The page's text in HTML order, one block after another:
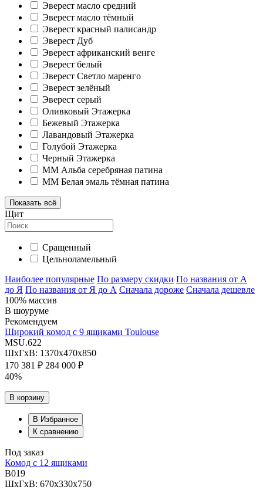
Эверест масло средний
Эверест масло тёмный
Эверест красный палисандр
Эверест Дуб
Эверест африканский венге
Эверест белый
Эверест Светло маренго
Эверест зелёный
Эверест серый
Оливковый Этажерка
Бежевый Этажерка
Лавандовый Этажерка
Голубой Этажерка
Черный Этажерка
ММ Альба серебряная патина
ММ Белая эмаль тёмная патина
Показать всё
Щит
Сращенный
Цельноламельный
Наиболее популярные По размеру скидки По названия от А
до Я По названия от Я до А Сначала дороже Сначала дешевле
100% массив
В шоуруме
Рекомендуем
Широкий комод с 9 ящиками Toulouse
MSU.622
ШхГхВ: 1370х470х850
170 381 ₽ 284 000 ₽
40%
В корзину
В Избранное
К сравнению
Под заказ
Комод с 12 ящиками
B019
ШхГхВ: 670х330х750